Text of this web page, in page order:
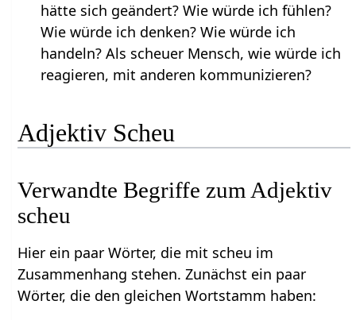
hätte sich geändert? Wie würde ich fühlen?
Wie würde ich denken? Wie würde ich
handeln? Als scheuer Mensch, wie würde ich
reagieren, mit anderen kommunizieren?
Adjektiv Scheu
Verwandte Begriffe zum Adjektiv
scheu
Hier ein paar Wörter, die mit scheu im
Zusammenhang stehen. Zunächst ein paar
Wörter, die den gleichen Wortstamm haben: